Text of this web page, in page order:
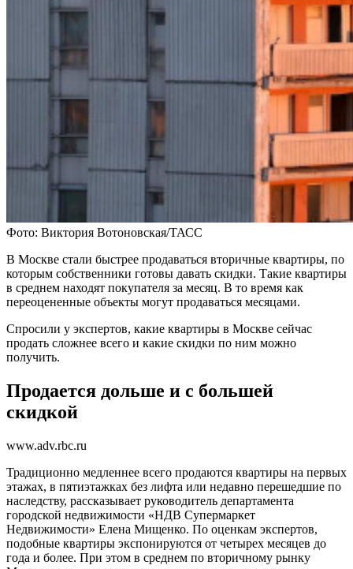
Фото: Виктория Вотоновская/ТАСС
В Москве стали быстрее продаваться вторичные квартиры, по
которым собственники готовы давать скидки. Такие квартиры
в среднем находят покупателя за месяц. В то время как
переоцененные объекты могут продаваться месяцами.
Спросили у экспертов, какие квартиры в Москве сейчас
продать сложнее всего и какие скидки по ним можно
получить.
Продается дольше и с большей
скидкой
www.adv.rbc.ru
Традиционно медленнее всего продаются квартиры на первых
этажах, в пятиэтажках без лифта или недавно перешедшие по
наследству, рассказывает руководитель департамента
городской недвижимости «НДВ Супермаркет
Недвижимости» Елена Мищенко. По оценкам экспертов,
подобные квартиры экспонируются от четырех месяцев до
года и более. При этом в среднем по вторичному рынку